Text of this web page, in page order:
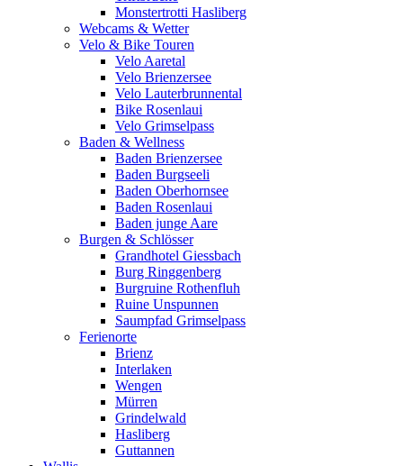
Monstertrotti Hasliberg
Webcams & Wetter
Velo & Bike Touren
Velo Aaretal
Velo Brienzersee
Velo Lauterbrunnental
Bike Rosenlaui
Velo Grimselpass
Baden & Wellness
Baden Brienzersee
Baden Burgseeli
Baden Oberhornsee
Baden Rosenlaui
Baden junge Aare
Burgen & Schlösser
Grandhotel Giessbach
Burg Ringgenberg
Burgruine Rothenfluh
Ruine Unspunnen
Saumpfad Grimselpass
Ferienorte
Brienz
Interlaken
Wengen
Mürren
Grindelwald
Hasliberg
Guttannen